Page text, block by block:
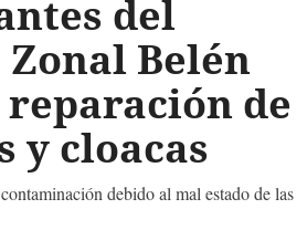
del
Belén
de
y cloacas
debido al mal estado de las